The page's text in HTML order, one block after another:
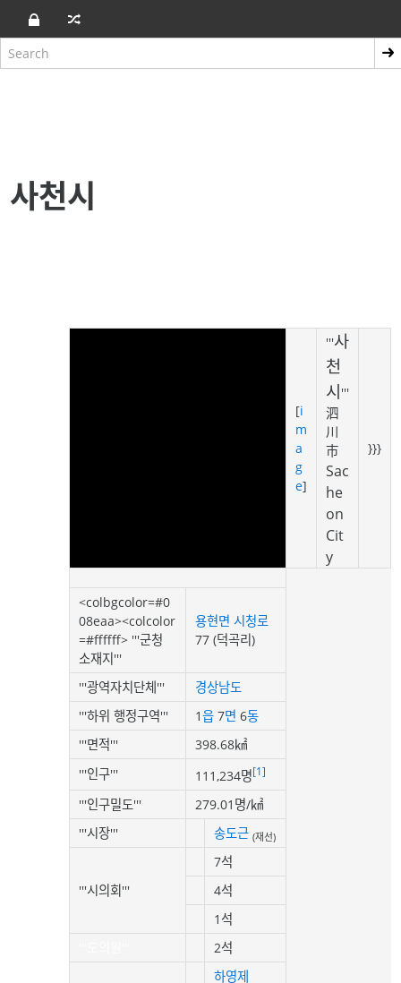
사천시
[i
m
a
g
e]
'''사
천
시'''
泗
川
市
Sac
he
on
Cit
y
}}}
<colbgcolor=#0
08eaa><colcolor
=#ffffff> '''군청
소재지'''
용현면 시청로
77 (덕곡리)
'''광역자치단체'''
경상남도
'''하위 행정구역'''
1읍7면 6동
'''면적'''
398.68㎢
'''인구'''
111,234명[1]
'''인구밀도'''
279.01명/㎢
'''시장'''
송도근 (재선)
'''시의회'''
7석
4석
1석
2석
하영제